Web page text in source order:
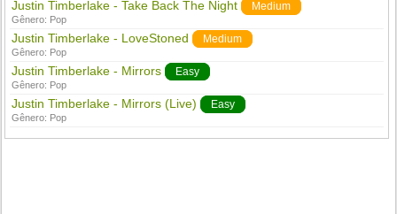
Justin Timberlake - Take Back The Night Medium
Gênero: Pop
Justin Timberlake - LoveStoned Medium
Gênero: Pop
Justin Timberlake - Mirrors Easy
Gênero: Pop
Justin Timberlake - Mirrors (Live) Easy
Gênero: Pop